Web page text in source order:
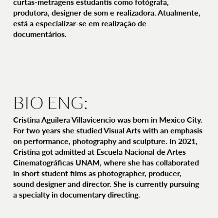
produtora, designer de som e realizadora. Atualmente,
está a especializar-se em realização de
documentários.
BIO ENG:
Cristina Aguilera Villavicencio was born in Mexico City.
For two years she studied Visual Arts with an emphasis
on performance, photography and sculpture. In 2021,
Cristina got admitted at Escuela Nacional de Artes
Cinematográficas UNAM, where she has collaborated
in short student films as photographer, producer,
sound designer and director. She is currently pursuing
a specialty in documentary directing.